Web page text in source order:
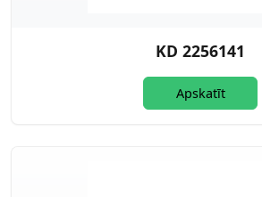
KD 2256141
Apskatīt